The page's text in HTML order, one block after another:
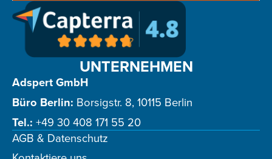
UNTERNEHMEN
Adspert GmbH
Büro Berlin: Borsigstr. 8, 10115 Berlin
Tel.: +49 30 408 171 55 20
AGB & Datenschutz